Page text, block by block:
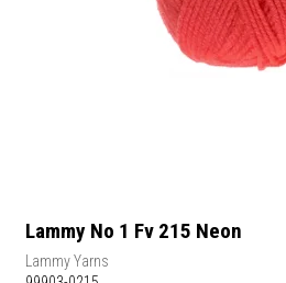
Lammy No 1 Fv 215 Neon
Lammy Yarns